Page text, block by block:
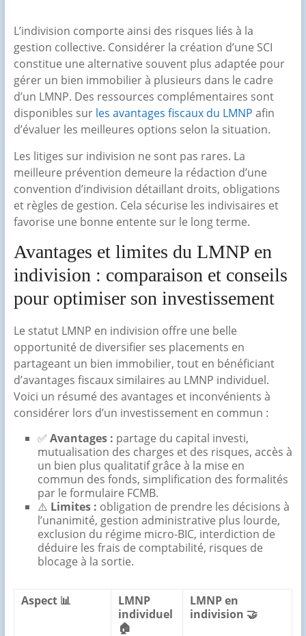
L’indivision comporte ainsi des risques liés à la
gestion collective. Considérer la création d’une SCI
constitue une alternative souvent plus adaptée pour
gérer un bien immobilier à plusieurs dans le cadre
d’un LMNP. Des ressources complémentaires sont
disponibles sur les avantages fiscaux du LMNP afin
d’évaluer les meilleures options selon la situation.
Les litiges sur indivision ne sont pas rares. La
meilleure prévention demeure la rédaction d’une
convention d’indivision détaillant droits, obligations
et règles de gestion. Cela sécurise les indivisaires et
favorise une bonne entente sur le long terme.
Avantages et limites du LMNP en
indivision : comparaison et conseils
pour optimiser son investissement
Le statut LMNP en indivision offre une belle
opportunité de diversifier ses placements en
partageant un bien immobilier, tout en bénéficiant
d’avantages fiscaux similaires au LMNP individuel.
Voici un résumé des avantages et inconvénients à
considérer lors d’un investissement en commun :
✅ Avantages : partage du capital investi,
mutualisation des charges et des risques, accès à
un bien plus qualitatif grâce à la mise en
commun des fonds, simplification des formalités
par le formulaire FCMB.
⚠️ Limites : obligation de prendre les décisions à
l’unanimité, gestion administrative plus lourde,
exclusion du régime micro-BIC, interdiction de
déduire les frais de comptabilité, risques de
blocage à la sortie.
Aspect 📊
LMNP
individuel
🏠
LMNP en
indivision 🤝